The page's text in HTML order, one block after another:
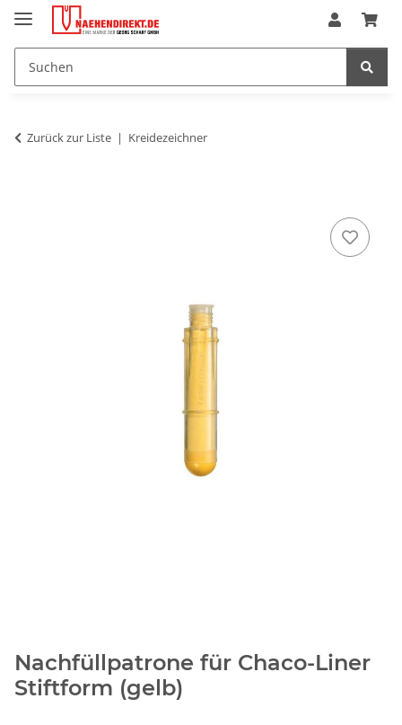
Zurück zur Liste Kreidezeichner
Nachfüllpatrone für Chaco-Liner
Stiftform (gelb)